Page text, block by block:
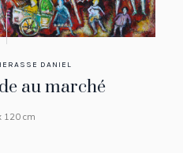
DANIEL
au marché
120 cm